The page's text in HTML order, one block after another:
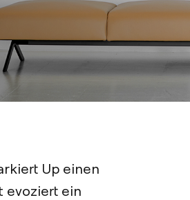
Up einen
evoziert ein